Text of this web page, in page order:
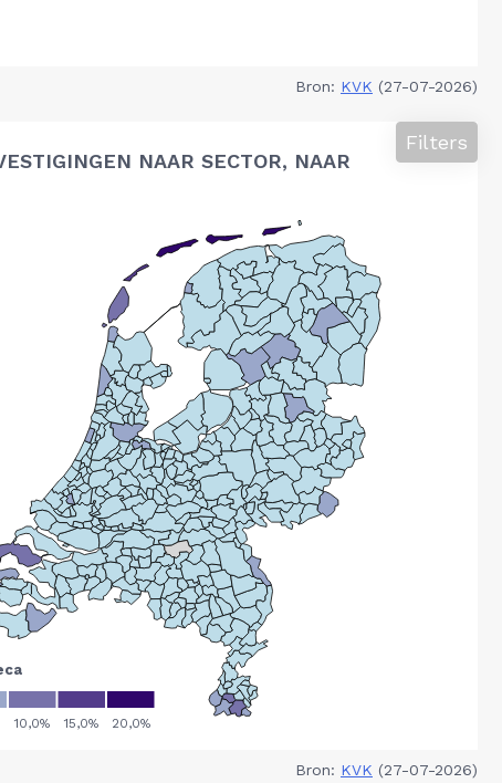
Bron: KVK (27-07-2026)
NAAR SECTOR, NAAR
Filters
Bron: KVK (27-07-2026)